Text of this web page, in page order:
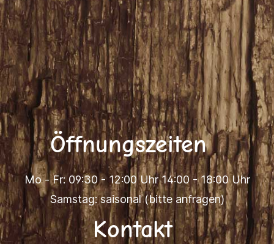
Öffnungszeiten
Mo - Fr: 09:30 - 12:00 Uhr 14:00 - 18:00 Uhr
Samstag: saisonal (bitte anfragen)
Kontakt